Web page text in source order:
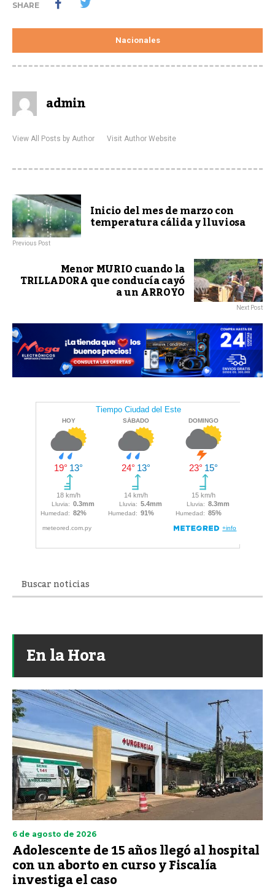
SHARE
Nacionales
admin
View All Posts by Author Visit Author Website
Inicio del mes de marzo con
temperatura cálida y lluviosa
Previous Post
Menor MURIO cuando la
TRILLADORA que conducía cayó
a un ARROYO
Next Post
En la Hora
6 de agosto de 2026
Adolescente de 15 años llegó al hospital
con un aborto en curso y Fiscalía
investiga el caso